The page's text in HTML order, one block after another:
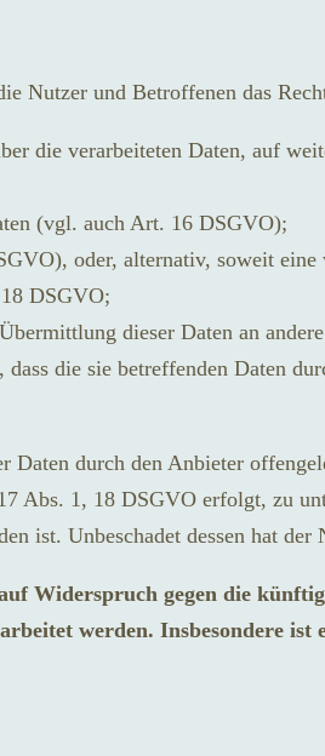
Nutzer und Betroffenen das
die verarbeiteten Daten, auf
(vgl. auch Art. 16 DSGVO);
oder, alternativ, soweit
DSGVO;
dieser Daten an
die sie betreffenden Daten
durch den Anbieter
Abs. 1, 18 DSGVO erfolgt, zu
ist. Unbeschadet dessen hat
Widerspruch gegen die
werden. Insbesondere